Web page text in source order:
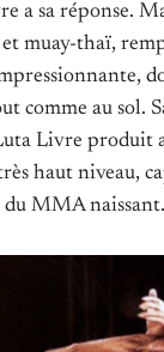
a sa réponse.
muay-thaï,
comme au sol.
Livre produit
haut niveau,
du MMA naissant.